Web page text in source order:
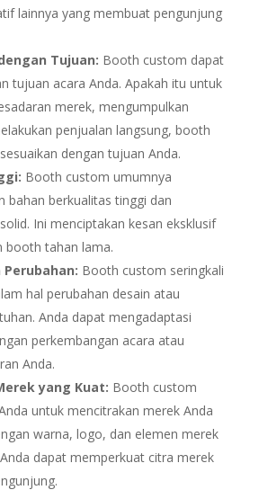
lainnya yang membuat pengunjung
Tujuan: Booth custom dapat
tujuan acara Anda. Apakah itu untuk
merek, mengumpulkan
penjualan langsung, booth
dengan tujuan Anda.
Booth custom umumnya
bahan berkualitas tinggi dan
Ini menciptakan kesan eksklusif
booth tahan lama.
Booth custom seringkali
hal perubahan desain atau
Anda dapat mengadaptasi
perkembangan acara atau
Anda.
yang Kuat: Booth custom
untuk mencitrakan merek Anda
warna, logo, dan elemen merek
dapat memperkuat citra merek